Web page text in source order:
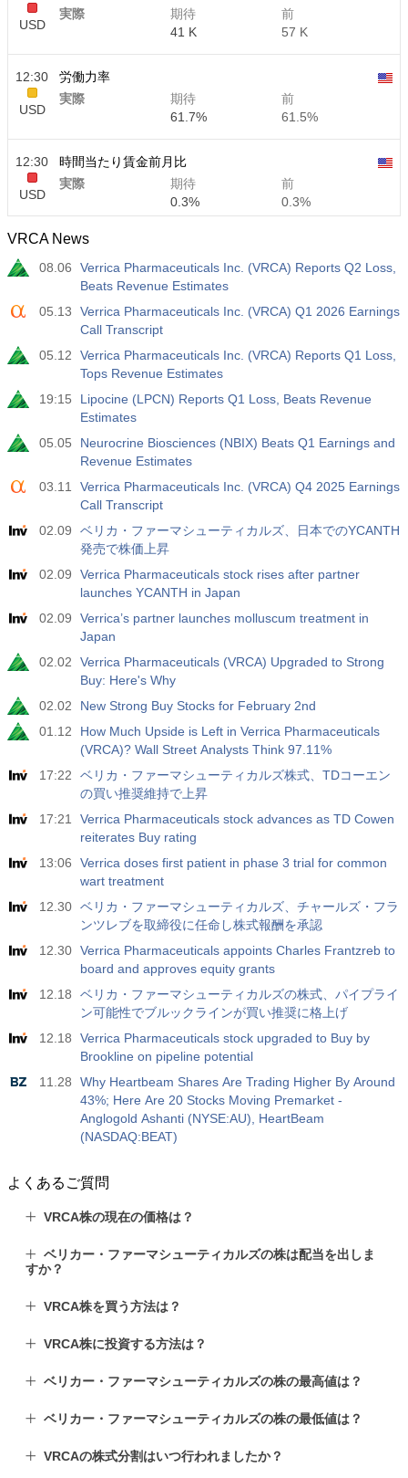
USD
実際
期待
41 K
前
57 K
12:30
USD
労働力率
実際
期待
61.7%
前
61.5%
12:30
USD
時間当たり賃金前月比
実際
期待
0.3%
前
0.3%
12:30
USD
時間当たり賃金前年比
実際
期待
3.5%
前
USD
民間非農業部門給与
実際
期待
40 K
前
USD
U6失業率
実際
期待
7.9%
前
USD
ベーカー・ヒューズ社発表の米石油採掘装置（リグ）
実際
期待
前
ベーカー・ヒューズ社発表の米石油採掘装置(リグ)稼働
数
実際
19:00
USD
FED消費者信用前月比
$​11.44 B
$​-0.18 B
19:30
USD
CFTC金投機筋ポジション
182.1 K
19:30
USD
CFTC原油投機筋ポジション
120.1 K
19:30
USD
CFTC金投機筋ポジション
実際
期待
-17.2 K
19:30
CFTC Nasdaq 100投機筋ポジション
実際
期待
4.9 K
VRCA News
08.06
Verrica Pharmaceuticals Inc. (VRCA) Reports Q2 Loss,
Beats Revenue Estimates
05.13
Verrica Pharmaceuticals Inc. (VRCA) Q1 2026 Earnings
Call Transcript
05.12
Verrica Pharmaceuticals Inc. (VRCA) Reports Q1 Loss,
Tops Revenue Estimates
19:15
Lipocine (LPCN) Reports Q1 Loss, Beats Revenue
Estimates
05.05
Neurocrine Biosciences (NBIX) Beats Q1 Earnings and
Revenue Estimates
03.11
Verrica Pharmaceuticals Inc. (VRCA) Q4 2025 Earnings
Call Transcript
02.09
ベリカ・ファーマシューティカルズ、日本でのYCANTH
発売で株価上昇
02.09
Verrica Pharmaceuticals stock rises after partner
launches YCANTH in Japan
02.09
Verrica’s partner launches molluscum treatment in
Japan
02.02
Verrica Pharmaceuticals (VRCA) Upgraded to Strong
Buy: Here's Why
02.02
New Strong Buy Stocks for February 2nd
01.12
How Much Upside is Left in Verrica Pharmaceuticals
(VRCA)? Wall Street Analysts Think 97.11%
17:22
ベリカ・ファーマシューティカルズ株式、TDコーエン
の買い推奨維持で上昇
17:21
Verrica Pharmaceuticals stock advances as TD Cowen
reiterates Buy rating
13:06
Verrica doses first patient in phase 3 trial for common
wart treatment
12.30 ベリカ・ファーマシューティカルズ、チャールズ・フラ
ンツレブを取締役に任命し株式報酬を承認
12.30 Verrica Pharmaceuticals appoints Charles Frantzreb to
board and approves equity grants
12.18
ベリカ・ファーマシューティカルズの株式、パイプライ
ン可能性でブルックラインが買い推奨に格上げ
12.18
Verrica Pharmaceuticals stock upgraded to Buy by
Brookline on pipeline potential
11.28
Why Heartbeam Shares Are Trading Higher By Around
43%; Here Are 20 Stocks Moving Premarket -
Anglogold Ashanti (NYSE:AU), HeartBeam
(NASDAQ:BEAT)
よくあるご質問
VRCA株の現在の価格は？
ベリカー・ファーマシューティカルズの株は配当を出しま
すか？
VRCA株を買う方法は？
VRCA株に投資する方法は？
ベリカー・ファーマシューティカルズの株の最高値は？
ベリカー・ファーマシューティカルズの株の最低値は？
VRCAの株式分割はいつ行われましたか？